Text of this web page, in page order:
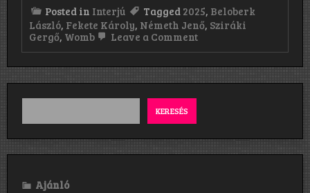
Posted in Interjú Tagged 2025, Beloberk
László, Fekete Károly, Németh Jenő, Sziráki
Gergő, Womb Leave a Commenton
szellemisége
–
zenekaré
akkoriban
KERESÉS
Ajánló